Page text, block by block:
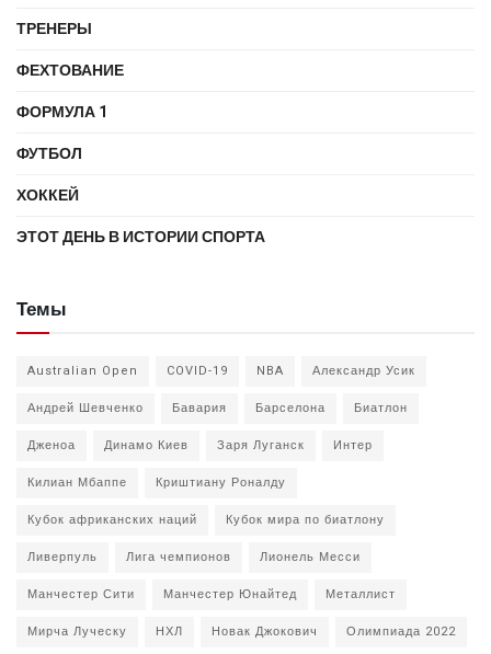
ТРЕНЕРЫ
ФЕХТОВАНИЕ
ФОРМУЛА 1
ФУТБОЛ
ХОККЕЙ
ЭТОТ ДЕНЬ В ИСТОРИИ СПОРТА
Темы
Australian Open COVID-19 NBA
Александр Усик
Андрей Шевченко
Бавария Барселона
Биатлон
Дженоа
Динамо Киев Заря Луганск
Интер
Килиан Мбаппе
Криштиану Роналду
Кубок африканских наций
Кубок мира по биатлону
Ливерпуль
Лига чемпионов
Лионель Месси
Манчестер Сити
Манчестер Юнайтед
Металлист
Мирча Луческу
НХЛ Новак Джокович
Олимпиада 2022